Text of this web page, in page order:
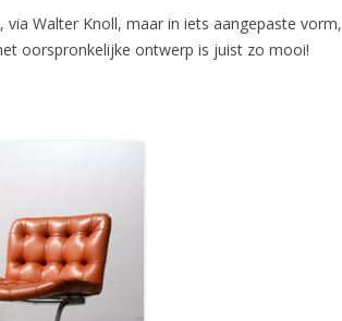
Walter Knoll, maar in iets aangepaste vorm,
oorspronkelijke ontwerp is juist zo mooi!